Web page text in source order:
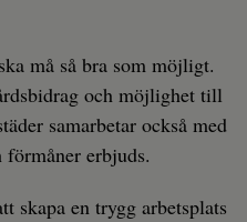
må så bra som möjligt.
och möjlighet till
samarbetar också med
erbjuds.
skapa en trygg arbetsplats